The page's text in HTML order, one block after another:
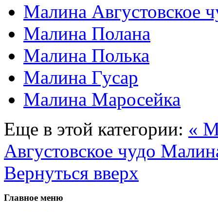
Малина Августовское
Малина Полана
Малина Полька
Малина Гусар
Малина Маросейка
Еще в этой категории: «
Августовское чудо
Вернуться вверх
Главное меню